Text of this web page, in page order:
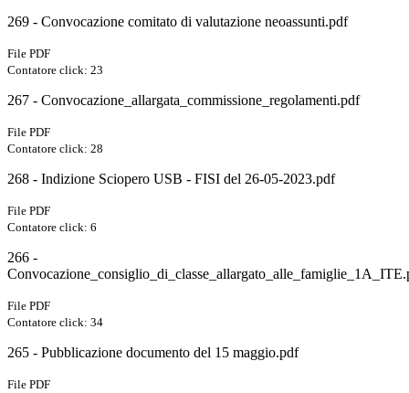
269 - Convocazione comitato di valutazione neoassunti.pdf
File PDF
Contatore click: 23
267 - Convocazione_allargata_commissione_regolamenti.pdf
File PDF
Contatore click: 28
268 - Indizione Sciopero USB - FISI del 26-05-2023.pdf
File PDF
Contatore click: 6
266 -
File PDF
Contatore click: 34
265 - Pubblicazione documento del 15 maggio.pdf
File PDF